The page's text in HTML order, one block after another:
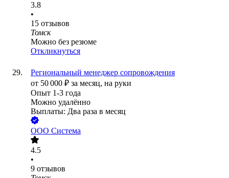
3.8
•
15 отзывов
Томск
Можно без резюме
Откликнуться
Региональный менеджер сопровождения
от 50 000 ₽ за месяц, на руки
Опыт 1-3 года
Можно удалённо
Выплаты: Два раза в месяц
ООО Система
4.5
•
9 отзывов